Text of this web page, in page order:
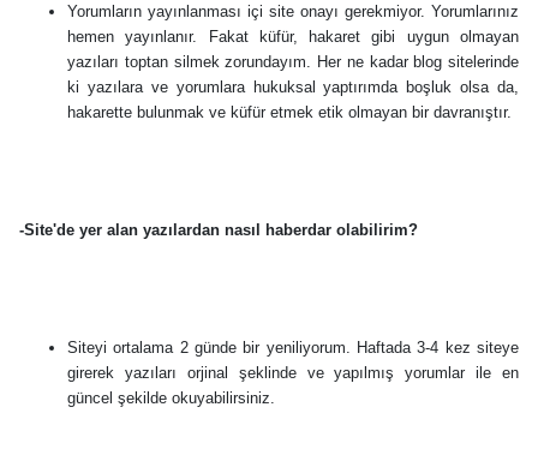
Yorumların yayınlanması içi site onayı gerekmiyor. Yorumlarınız
hemen yayınlanır. Fakat küfür, hakaret gibi uygun olmayan
yazıları toptan silmek zorundayım. Her ne kadar blog sitelerinde
ki yazılara ve yorumlara hukuksal yaptırımda boşluk olsa da,
hakarette bulunmak ve küfür etmek etik olmayan bir davranıştır.
-Site'de yer alan yazılardan nasıl haberdar olabilirim?
Siteyi ortalama 2 günde bir yeniliyorum. Haftada 3-4 kez siteye
girerek yazıları orjinal şeklinde ve yapılmış yorumlar ile en
güncel şekilde okuyabilirsiniz.